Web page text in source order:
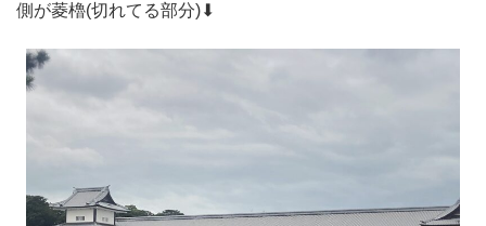
側が菱櫓(切れてる部分)⬇︎